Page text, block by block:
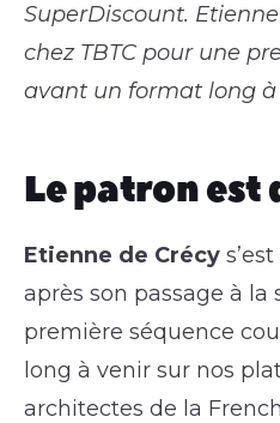
SuperDiscount. Etienne
chez TBTC pour une
avant un format long à
Le patron est
Etienne de Crécy
après son passage à la
première séquence
long à venir sur nos
architectes de la